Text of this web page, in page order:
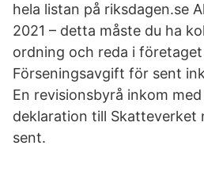
hela listan på riksdagen.se
2021 – detta måste du ha
ordning och reda i
Förseningsavgift för sent
En revisionsbyrå inkom
deklaration till Skatteverket
sent.